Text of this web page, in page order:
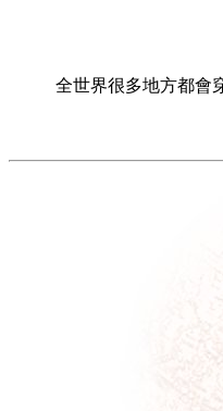
全世界很多地方都會